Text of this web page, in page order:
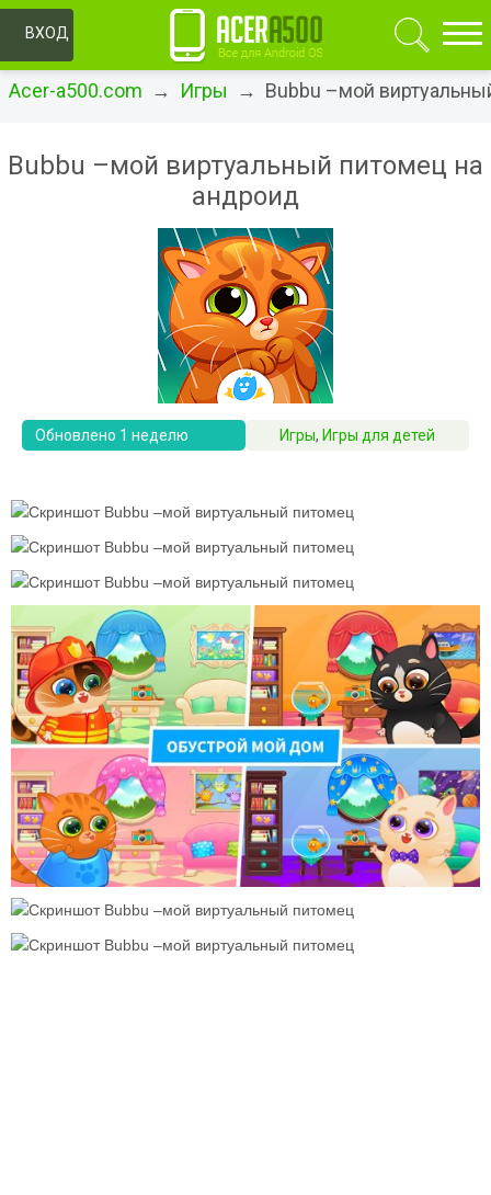
ВХОД
Acer-a500.com → Игры → Bubbu –мой
Bubbu –мой виртуальный питомец на
андроид
Обновлено 1 неделю
Игры, Игры для детей